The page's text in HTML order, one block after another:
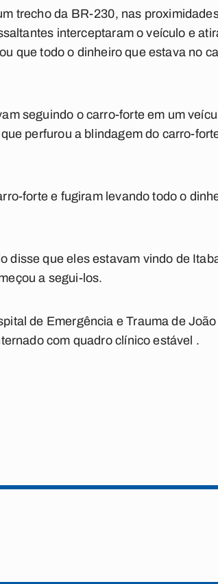
trecho da BR-230, nas
interceptaram o veículo e
que todo o dinheiro que estava no
seguindo o carro-forte em um
perfurou a blindagem do carro-
forte e fugiram levando todo o
disse que eles estavam vindo de
a segui-los.
de Emergência e Trauma de
com quadro clínico estável .